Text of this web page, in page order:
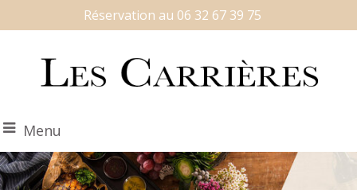
Réservation au 06 32 67 39 75
Menu